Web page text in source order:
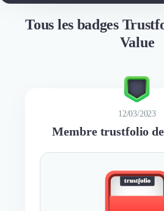
Tous les badges
Value
12/03/2023
Membre trustfolio
BEST